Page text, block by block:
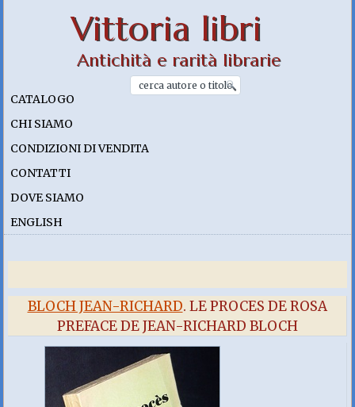
Vittoria libri
Antichità e rarità librarie
CATALOGO
CHI SIAMO
CONDIZIONI DI VENDITA
CONTATTI
DOVE SIAMO
ENGLISH
BLOCH JEAN-RICHARD. LE PROCES DE ROSA
PREFACE DE JEAN-RICHARD BLOCH